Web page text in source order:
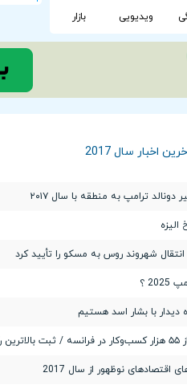
ویدیویی بازار
ترامپ به منطقه با سال ۲۰۱۷
الیزه
شهروند روس به مسکو را تأیید کرد
دیدار با بشار اسد هستیم
اقتصادهای نوظهور از سال 2017